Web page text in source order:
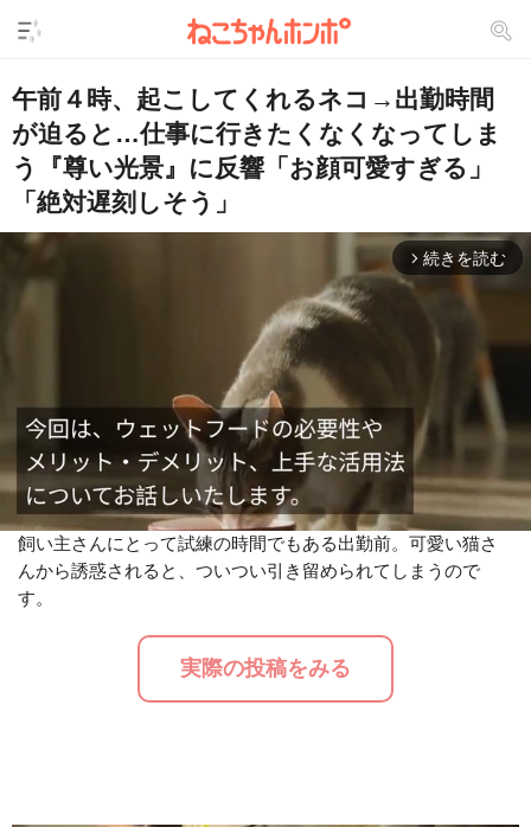
午前４時、起こしてくれるネコ→出勤時間
が迫ると…仕事に行きたくなくなってしま
う『尊い光景』に反響「お顔可愛すぎる」
「絶対遅刻しそう」
arrow_forward_ios 続きを読む
飼い主さんにとって試練の時間でもある出勤前。可愛い猫さ
んから誘惑されると、ついつい引き留められてしまうので
す。
実際の投稿をみる